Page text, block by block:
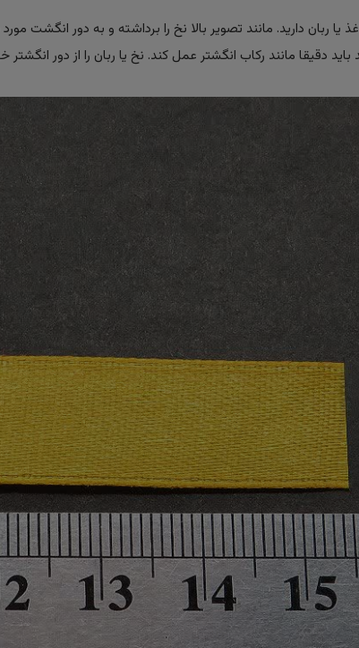
یا ربان دارید. مانند تصویر بالا نخ را برداشته و به دور
دقیقا مانند رکاب انگشتر عمل کند. نخ یا ربان را از دور